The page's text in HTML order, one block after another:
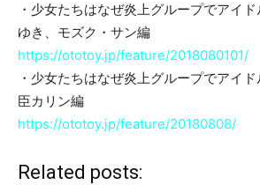
・少女たちはなぜ炎上グループでアイ
ゆき、モズク・サン編
https://ototoy.jp/feature/2018080101/
・少女たちはなぜ炎上グループでアイ
臣カリン編
https://ototoy.jp/feature/20180808/
Related posts: